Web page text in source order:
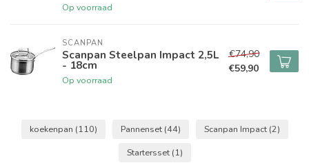
Op voorraad
SCANPAN
Scanpan Steelpan Impact 2,5L
- 18cm
Op voorraad
€74,90
€59,90
koekenpan (110) Pannenset (44) Scanpan Impact (2)
Startersset (1)